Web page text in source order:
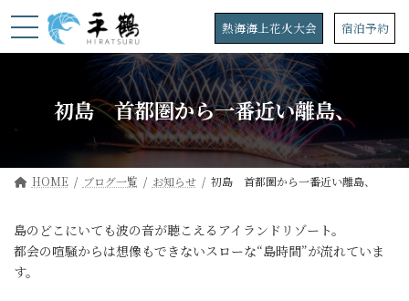
ン
プ
ビ
動
熱海海上花火大会 宿泊予約
初島 首都圏から一番近い離島、
HOME ブログ一覧 お知らせ 初島 首都圏から一番近い離島、
島のどこにいても波の音が聴こえるアイランドリゾート。
都会の喧騒からは想像もできないスローな“島時間”が流れていま
す。